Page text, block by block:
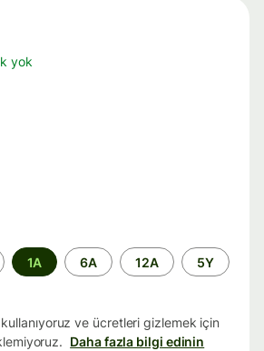
yok
1A 6A 12A 5Y
ve ücretleri gizlemek için
Daha fazla bilgi edinin